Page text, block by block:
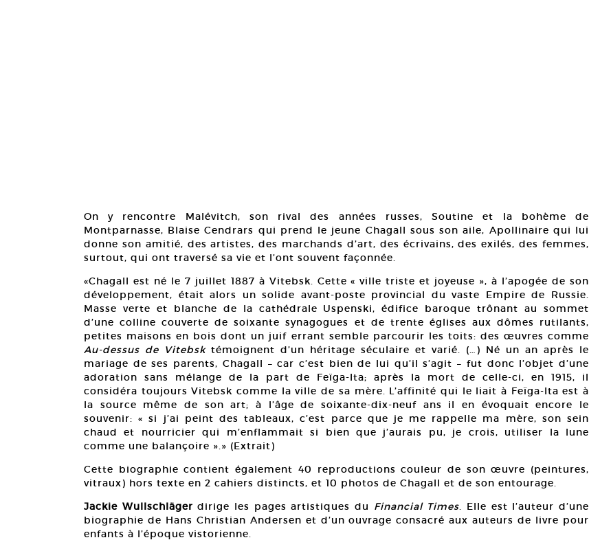
On y rencontre Malévitch, son rival des années russes, Soutine et la bohème de
Montparnasse, Blaise Cendrars qui prend le jeune Chagall sous son aile, Apollinaire qui lui
donne son amitié, des artistes, des marchands d’art, des écrivains, des exilés, des femmes,
surtout, qui ont traversé sa vie et l’ont souvent façonnée.
«Chagall est né le 7 juillet 1887 à Vitebsk. Cette « ville triste et joyeuse », à l’apogée de son
développement, était alors un solide avant-poste provincial du vaste Empire de Russie.
Masse verte et blanche de la cathédrale Uspenski, édifice baroque trônant au sommet
d’une colline couverte de soixante synagogues et de trente églises aux dômes rutilants,
petites maisons en bois dont un juif errant semble parcourir les toits: des œuvres comme
Au-dessus de Vitebsktémoignent d’un héritage séculaire et varié. (…) Né un an après le
mariage de ses parents, Chagall – car c’est bien de lui qu’il s’agit – fut donc l’objet d’une
adoration sans mélange de la part de Feïga-Ita; après la mort de celle-ci, en 1915, il
considéra toujours Vitebsk comme la ville de sa mère. L’affinité qui le liait à Feïga-Ita est à
la source même de son art; à l’âge de soixante-dix-neuf ans il en évoquait encore le
souvenir: « si j’ai peint des tableaux, c’est parce que je me rappelle ma mère, son sein
chaud et nourricier qui m’enflammait si bien que j’aurais pu, je crois, utiliser la lune
comme une balançoire ».» (Extrait)
Cette biographie contient également 40 reproductions couleur de son œuvre (peintures,
vitraux) hors texte en 2 cahiers distincts, et 10 photos de Chagall et de son entourage.
Jackie Wullschläger dirige les pages artistiques du Financial Times. Elle est l’auteur d’une
biographie de Hans Christian Andersen et d’un ouvrage consacré aux auteurs de livre pour
enfants à l’époque vistorienne.